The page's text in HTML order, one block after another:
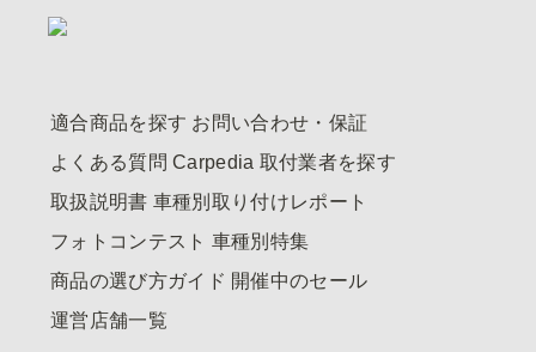
適合商品を探す お問い合わせ・保証
よくある質問 Carpedia 取付業者を探す
取扱説明書 車種別取り付けレポート
フォトコンテスト 車種別特集
商品の選び方ガイド 開催中のセール
運営店舗一覧